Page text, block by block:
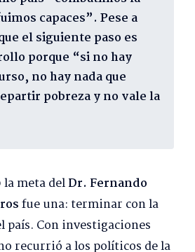
capaces”. Pese a
el siguiente paso es
porque “si no hay
no hay nada que
pobreza y no vale la
la meta delDr. Fernando
fue una: terminar con la
país. Con investigaciones
recurrió a los políticos de la